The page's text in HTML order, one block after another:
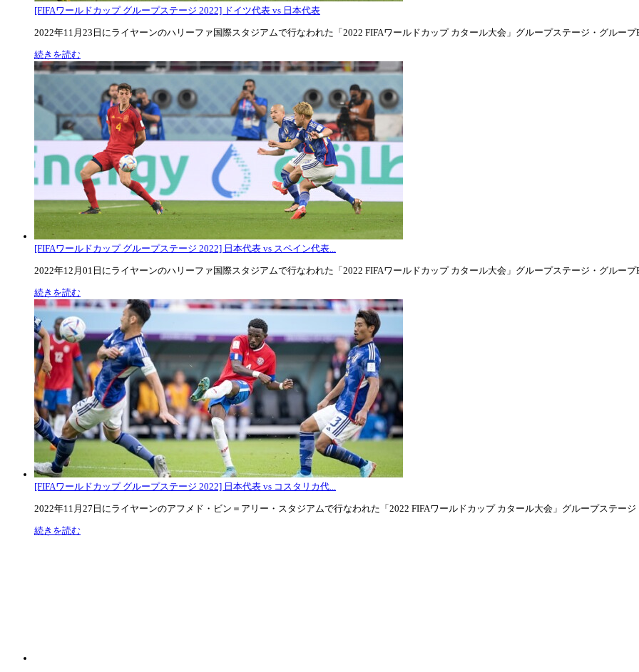
[FIFAワールドカップ グループステージ 2022] ドイツ代表 vs 日本代表
2022年11月23日にライヤーンのハリーファ国際スタジアムで行なわれた「2022 FIFAワールドカップ カタール大会」グループステージ・グループ
続きを読む
[FIFAワールドカップ グループステージ 2022] 日本代表 vs スペイン代表...
2022年12月01日にライヤーンのハリーファ国際スタジアムで行なわれた「2022 FIFAワールドカップ カタール大会」グループステージ・グループ
続きを読む
[FIFAワールドカップ グループステージ 2022] 日本代表 vs コスタリカ代...
2022年11月27日にライヤーンのアフメド・ビン＝アリー・スタジアムで行なわれた「2022 FIFAワールドカップ カタール大会」グループステージ
続きを読む